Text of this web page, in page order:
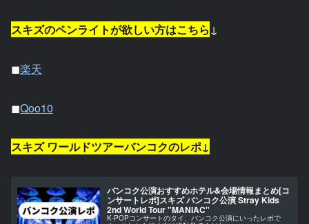
スキズのペンライトが欲しい方はこちら↓
◼︎楽天
◼︎Qoo10
スキズ ワールドツアーバンコクのレポ↓
バンコク公演おすすめホテル&会場情報まとめ[コ
ンサートレポ]スキズ バンコク公演 Stray Kids
2nd World Tour "MANIAC"
K-POPコンサートのタイ、バンコク公演にいったレポで